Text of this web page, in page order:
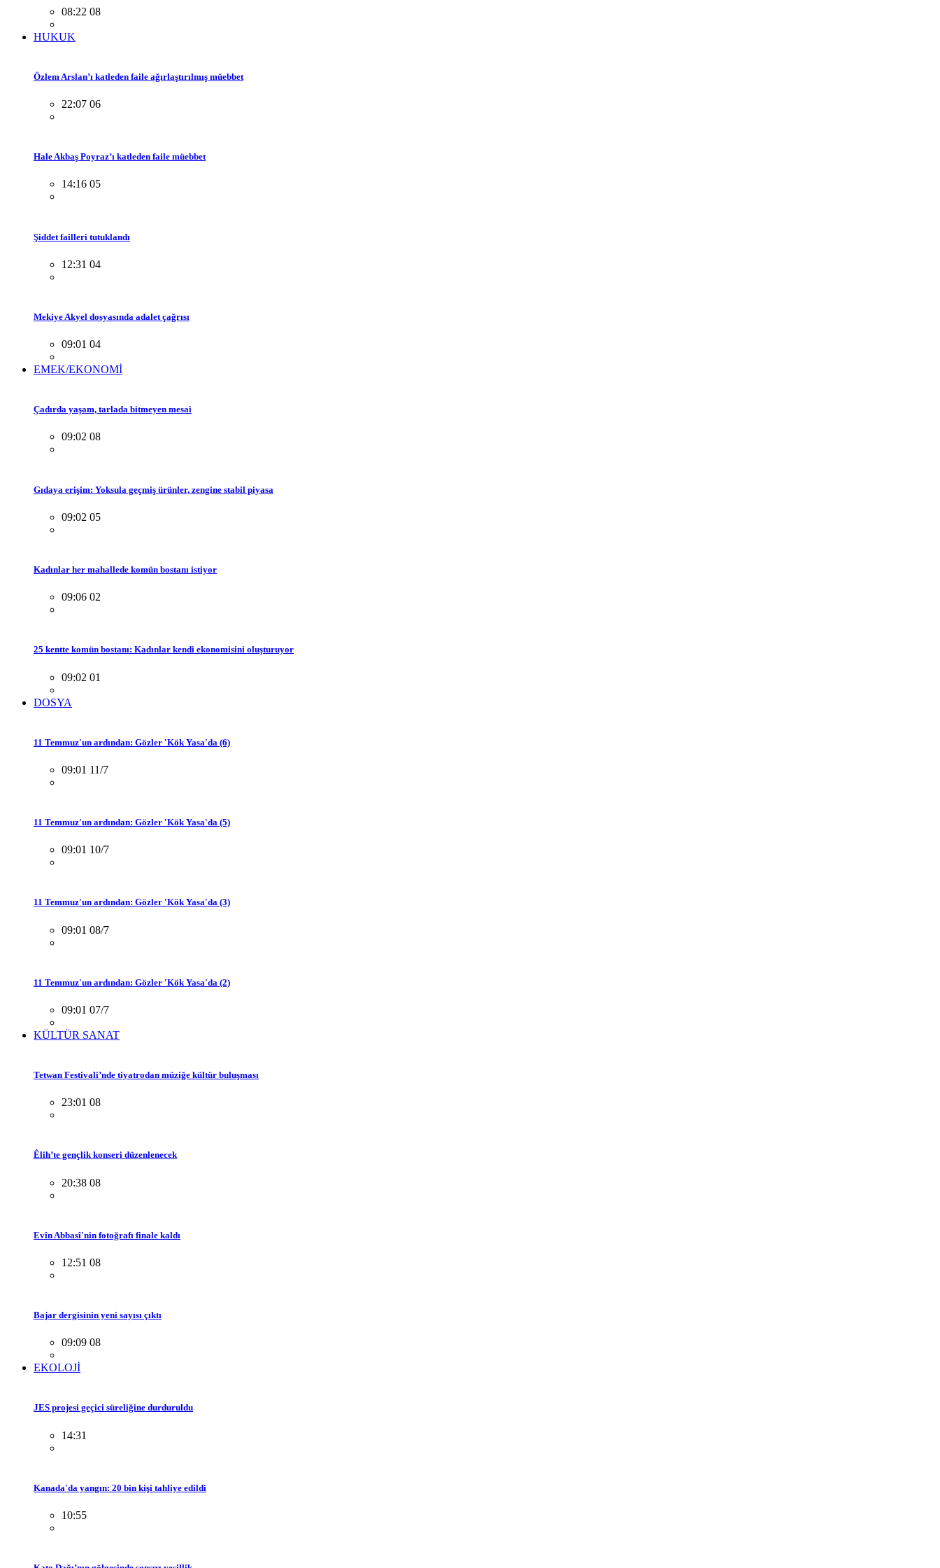
08:22 08
HUKUK
Özlem Arslan’ı katleden faile ağırlaştırılmış müebbet
22:07 06
Hale Akbaş Poyraz’ı katleden faile müebbet
14:16 05
Şiddet failleri tutuklandı
12:31 04
Mekiye Akyel dosyasında adalet çağrısı
09:01 04
EMEK/EKONOMİ
Çadırda yaşam, tarlada bitmeyen mesai
09:02 08
Gıdaya erişim: Yoksula geçmiş ürünler, zengine stabil piyasa
09:02 05
Kadınlar her mahallede komün bostanı istiyor
09:06 02
25 kentte komün bostanı: Kadınlar kendi ekonomisini oluşturuyor
09:02 01
DOSYA
11 Temmuz'un ardından: Gözler 'Kök Yasa'da (6)
09:01 11/7
11 Temmuz'un ardından: Gözler 'Kök Yasa'da (5)
09:01 10/7
11 Temmuz'un ardından: Gözler 'Kök Yasa'da (3)
09:01 08/7
11 Temmuz'un ardından: Gözler 'Kök Yasa'da (2)
09:01 07/7
KÜLTÜR SANAT
Tetwan Festivali’nde tiyatrodan müziğe kültür buluşması
23:01 08
Êlih’te gençlik konseri düzenlenecek
20:38 08
Evîn Abbasî'nin fotoğrafı finale kaldı
12:51 08
Bajar dergisinin yeni sayısı çıktı
09:09 08
EKOLOJİ
JES projesi geçici süreliğine durduruldu
14:31
Kanada'da yangın: 20 bin kişi tahliye edildi
10:55